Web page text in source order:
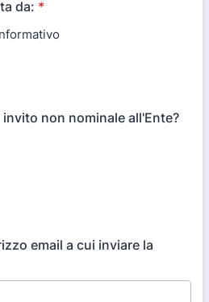
da: *
non nominale all'Ente?
email a cui inviare la